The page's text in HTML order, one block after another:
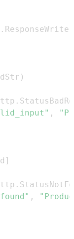
. ResponseWriter
)
.
,
]
.
,